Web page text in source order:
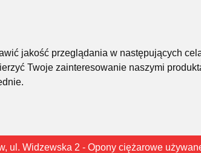
jakość przeglądania w następujących
Twoje zainteresowanie naszymi
.
ul. Widzewska 2 - Opony ciężarowe